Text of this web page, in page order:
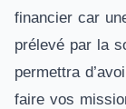
financier car
prélevé par la
permettra
faire vos